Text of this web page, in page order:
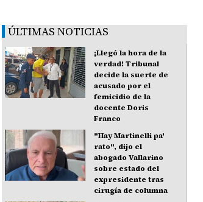
ÚLTIMAS NOTICIAS
¡Llegó la hora de la
verdad! Tribunal
decide la suerte de
acusado por el
femicidio de la
docente Doris
Franco
"Hay Martinelli pa'
rato", dijo el
abogado Vallarino
sobre estado del
expresidente tras
cirugía de columna